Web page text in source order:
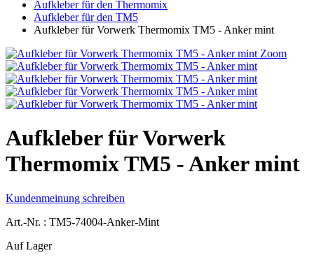
Aufkleber für den Thermomix
Aufkleber für den TM5
Aufkleber für Vorwerk Thermomix TM5 - Anker mint
Zoom
Aufkleber für Vorwerk
Thermomix TM5 - Anker mint
Kundenmeinung schreiben
Art.-Nr. : TM5-74004-Anker-Mint
Auf Lager